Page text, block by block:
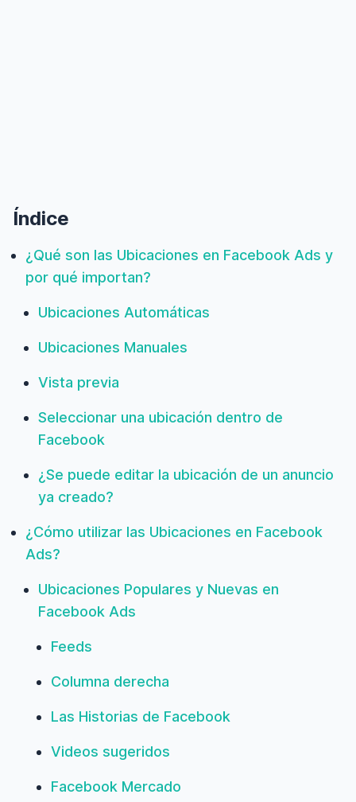
Índice
¿Qué son las Ubicaciones en Facebook Ads y
por qué importan?
Ubicaciones Automáticas
Ubicaciones Manuales
Vista previa
Seleccionar una ubicación dentro de
Facebook
¿Se puede editar la ubicación de un anuncio
ya creado?
¿Cómo utilizar las Ubicaciones en Facebook
Ads?
Ubicaciones Populares y Nuevas en
Facebook Ads
Feeds
Columna derecha
Las Historias de Facebook
Videos sugeridos
Facebook Mercado